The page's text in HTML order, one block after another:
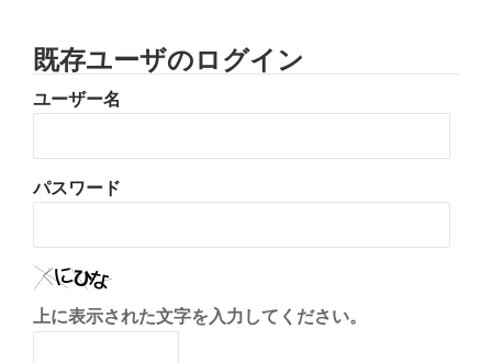
り
既存ユーザのログイン
ユーザー名
パスワード
上に表示された文字を入力してください。